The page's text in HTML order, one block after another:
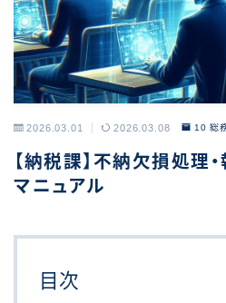
2026.03.01 2026.03.08 10 総
【納税課】不納欠損処理
マニュアル
目次